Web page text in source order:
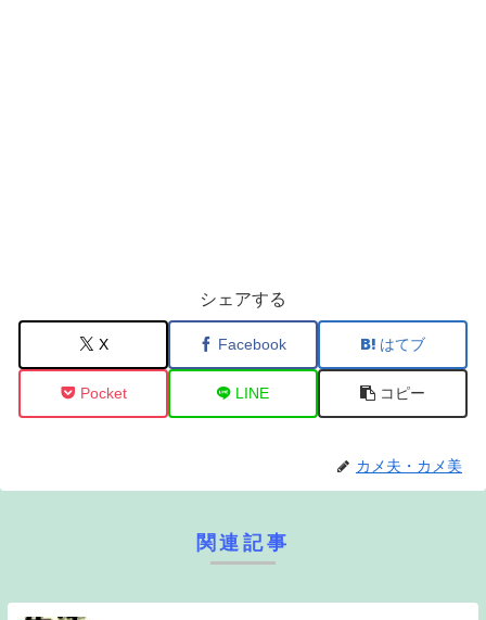
シェアする
X Facebook はてブ
Pocket LINE コピー
カメ夫・カメ美
関連記事